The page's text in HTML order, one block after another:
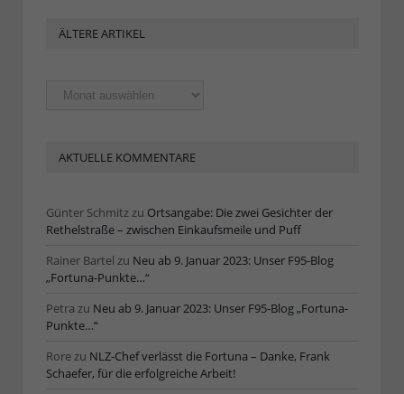
ÄLTERE ARTIKEL
Ältere
Artikel
AKTUELLE KOMMENTARE
Günter Schmitzzu Ortsangabe: Die zwei Gesichter der
Rethelstraße – zwischen Einkaufsmeile und Puff
Rainer Bartel zu Neu ab 9. Januar 2023: Unser F95-Blog
„Fortuna-Punkte…“
Petra zu Neu ab 9. Januar 2023: Unser F95-Blog „Fortuna-
Punkte…“
Rorezu NLZ-Chef verlässt die Fortuna – Danke, Frank
Schaefer, für die erfolgreiche Arbeit!